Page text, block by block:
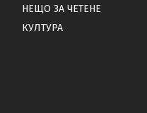
НЕЩО ЗА ЧЕТЕНЕ
КУЛТУРА